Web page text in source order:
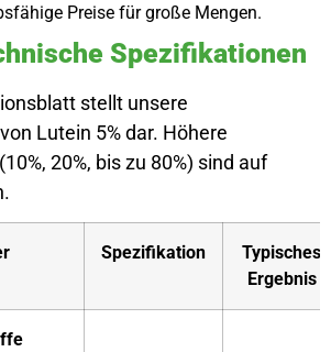
Preise für große Mengen.
Spezifikationen
stellt unsere
Lutein 5% dar. Höhere
20%, bis zu 80%) sind auf
Spezifikation
Typisches
Ergebnis